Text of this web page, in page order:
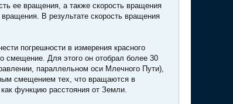
ее вращения, а также скорость вращения
В результате скорость вращения
погрешности в измерения красного
смещение. Для этого он отобрал более 30
параллельном оси Млечного Пути),
смещением тех, что вращаются в
функцию расстояния от Земли.